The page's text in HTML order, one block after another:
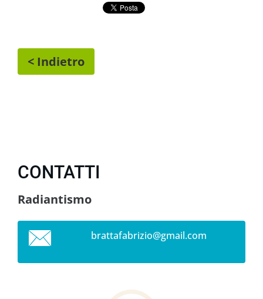
< Indietro
CONTATTI
Radiantismo
brattafabrizio@gmail.com